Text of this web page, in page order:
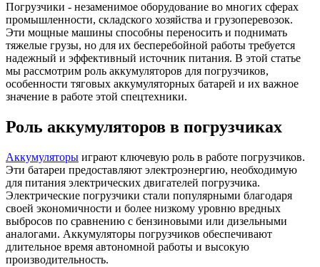
Погрузчики - незаменимое оборудование во многих сферах
промышленности, складского хозяйства и грузоперевозок.
Эти мощные машины способны переносить и поднимать
тяжелые грузы, но для их бесперебойной работы требуется
надежный и эффективный источник питания. В этой статье
мы рассмотрим роль аккумуляторов для погрузчиков,
особенности тяговых аккумуляторных батарей и их важное
значение в работе этой спецтехники.
Роль аккумуляторов в погрузчиках
Аккумуляторы играют ключевую роль в работе погрузчиков.
Эти батареи предоставляют электроэнергию, необходимую
для питания электрических двигателей погрузчика.
Электрические погрузчики стали популярными благодаря
своей экономичности и более низкому уровню вредных
выбросов по сравнению с бензиновыми или дизельными
аналогами. Аккумуляторы погрузчиков обеспечивают
длительное время автономной работы и высокую
производительность.